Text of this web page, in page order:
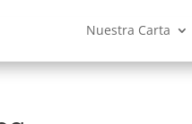
Nuestra Carta